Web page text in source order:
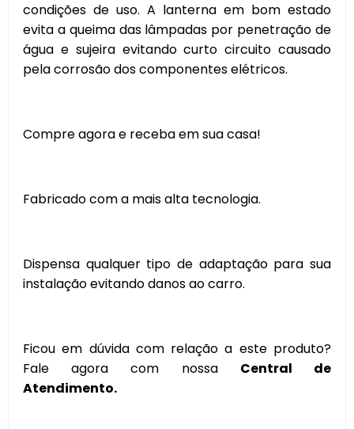
condições de uso. A lanterna em bom estado
evita a queima das lâmpadas por penetração de
água e sujeira evitando curto circuito causado
pela corrosão dos componentes elétricos.
Compre agora e receba em sua casa!
Fabricado com a mais alta tecnologia.
Dispensa qualquer tipo de adaptação para sua
instalação evitando danos ao carro.
Ficou em dúvida com relação a este produto?
Fale agora com nossa Central de
Atendimento.